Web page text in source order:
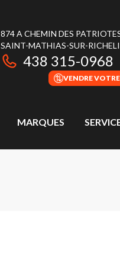
874 A CHEMIN DES
SAINT-MATHIAS-SUR-
438 315-0968
VENDRE
MARQUES